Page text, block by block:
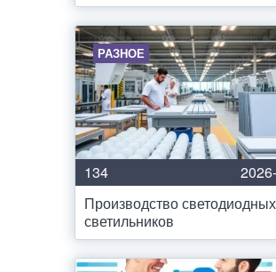
РАЗНОЕ
134
Производство светодиодных
светильников